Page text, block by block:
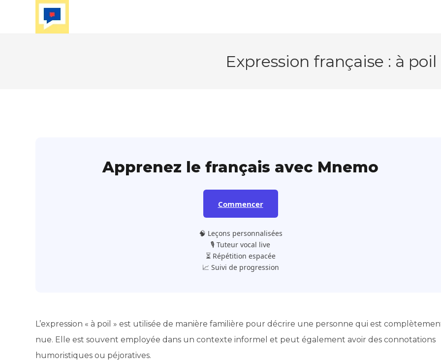
Expression française : à poil
Apprenez le français avec Mnemo
Commencer
🧠 Leçons personnalisées
🎙️ Tuteur vocal live
⏳ Répétition espacée
📈 Suivi de progression
L’expression « à poil » est utilisée de manière familière pour décrire une personne qui est
nue. Elle est souvent employée dans un contexte informel et peut également avoir des connotations
humoristiques ou péjoratives.